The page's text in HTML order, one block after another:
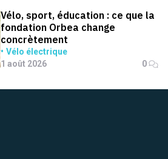
Vélo, sport, éducation : ce que la
fondation Orbea change
concrètement
Vélo électrique
1 août 2026
0